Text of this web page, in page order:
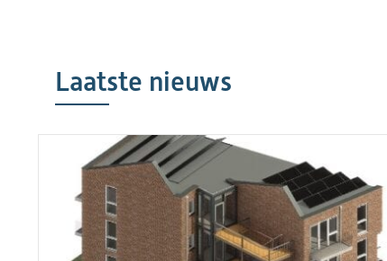
Laatste nieuws